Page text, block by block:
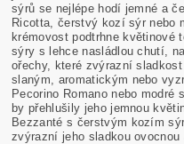
sýrů se nejlépe hodí jemné a
Ricotta, čerstvý kozí sýr nebo
krémovost podtrhne květinové
sýry s lehce nasládlou chutí,
ořechy, které zvýrazní
slaným, aromatickým nebo
Pecorino Romano nebo modré
by přehlušily jeho jemnou
Bezzanté s čerstvým kozím
zvýrazní jeho sladkou ovocnou